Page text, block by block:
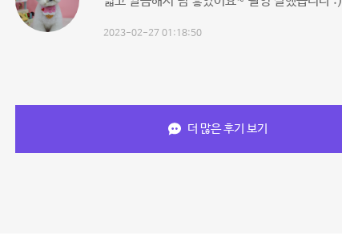
2023-02-27 01:18:50
더 많은 후기 보기